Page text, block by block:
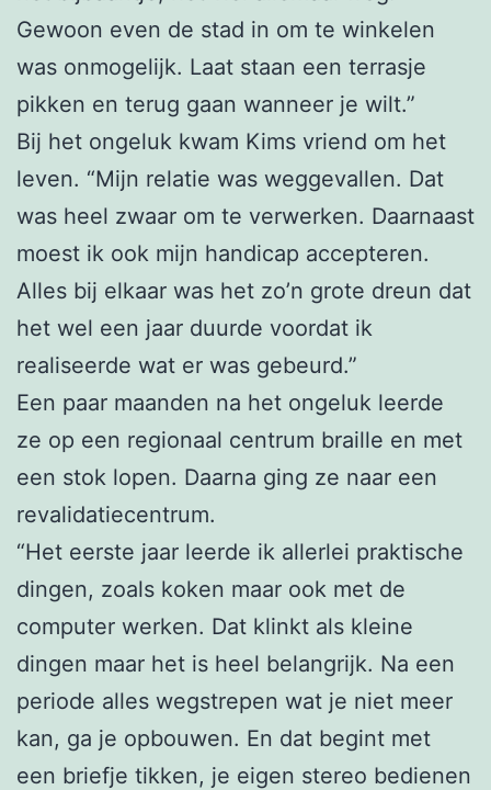
Gewoon even de stad in om te winkelen
was onmogelijk. Laat staan een terrasje
pikken en terug gaan wanneer je wilt.”
Bij het ongeluk kwam Kims vriend om het
leven. “Mijn relatie was weggevallen. Dat
was heel zwaar om te verwerken. Daarnaast
moest ik ook mijn handicap accepteren.
Alles bij elkaar was het zo’n grote dreun dat
het wel een jaar duurde voordat ik
realiseerde wat er was gebeurd.”
Een paar maanden na het ongeluk leerde
ze op een regionaal centrum braille en met
een stok lopen. Daarna ging ze naar een
revalidatiecentrum.
“Het eerste jaar leerde ik allerlei praktische
dingen, zoals koken maar ook met de
computer werken. Dat klinkt als kleine
dingen maar het is heel belangrijk. Na een
periode alles wegstrepen wat je niet meer
kan, ga je opbouwen. En dat begint met
een briefje tikken, je eigen stereo bedienen